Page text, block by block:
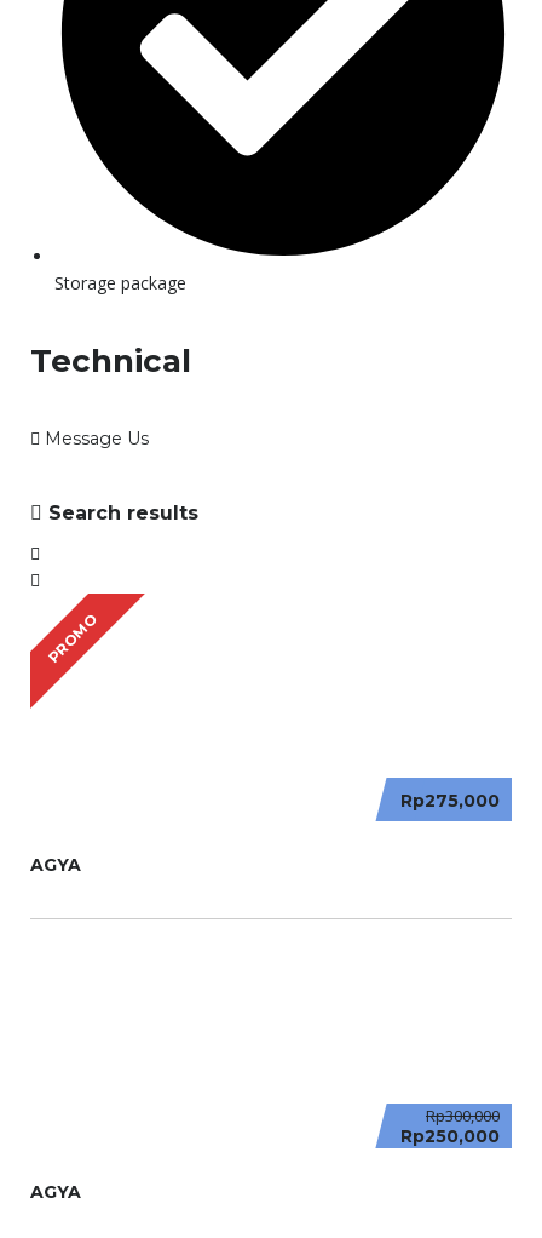
Storage package
Technical
Message Us
Search results
PROMO
Rp275,000
AGYA
Rp300,000
Rp250,000
AGYA